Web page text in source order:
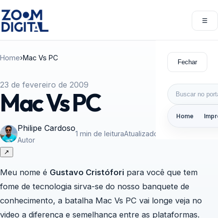
☰
Fechar
Buscar por:
Home
Home›Mac Vs PC
23 de fevereiro de 2009
Mac Vs PC
Philipe Cardoso
Autor
1 min de leituraAtualizado em 21/02/2009
↗
Meu nome é Gustavo Cristófori para você que tem
fome de tecnologia sirva-se do nosso banquete de
conhecimento, a batalha Mac Vs PC vai longe veja no
video a diferença e semelhança entre as plataformas.